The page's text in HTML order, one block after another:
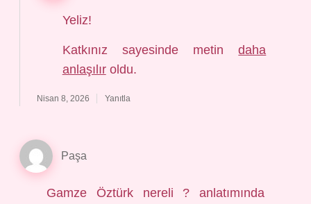
Yeliz!
Katkınız sayesinde metindaha
anlaşılıroldu.
Nisan 8, 2026 Yanıtla
Paşa
Gamze Öztürk nereli ? anlatımında